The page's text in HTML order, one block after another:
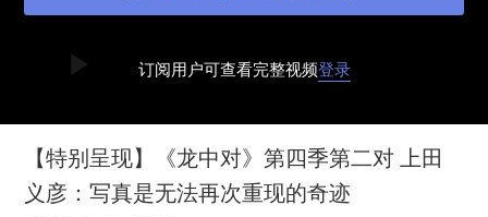
订阅用户可查看完整视频登录
【特别呈现】《龙中对》第四季第二对 上田
义彦：写真是无法再次重现的奇迹